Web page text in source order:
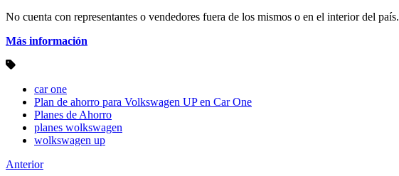
No cuenta con representantes o vendedores fuera de los mismos o en el interior del país.
Más información
car one
Plan de ahorro para Volkswagen UP en Car One
Planes de Ahorro
planes wolkswagen
wolkswagen up
Anterior